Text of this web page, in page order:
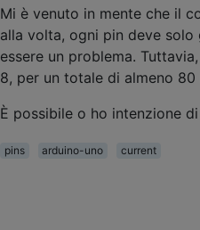
Mi è venuto in mente che il
alla volta, ogni pin deve solo
essere un problema.
8, per un totale di almeno 80
È possibile o ho intenzione
pins arduino-uno current